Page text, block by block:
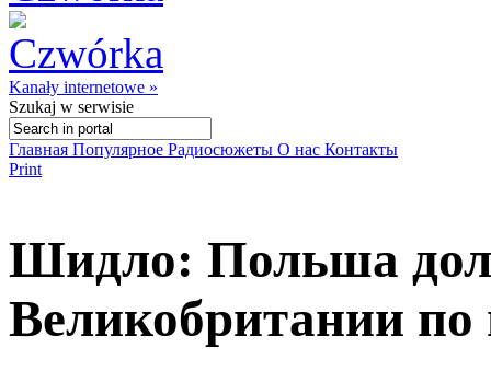
Kanały internetowe »
Szukaj w serwisie
Главная Популярное Радиосюжеты О нас Контакты
Print
Шидло: Польша
Великобритании